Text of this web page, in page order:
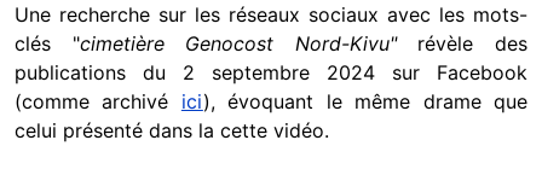
Une recherche sur les réseaux sociaux avec les mots-
clés "cimetière Genocost Nord-Kivu"révèle des
publications du 2 septembre 2024 sur Facebook
(comme archivé ici), évoquant le même drame que
celui présenté dans la cette vidéo.